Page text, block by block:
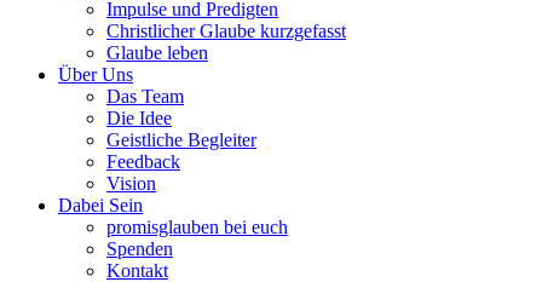
Impulse und Predigten
Christlicher Glaube kurzgefasst
Glaube leben
Über Uns
Das Team
Die Idee
Geistliche Begleiter
Feedback
Vision
Dabei Sein
promisglauben bei euch
Spenden
Kontakt